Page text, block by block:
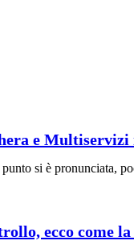
e
si è pronunciata,
ecco come